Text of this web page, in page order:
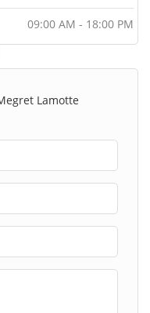
09:00 AM - 18:00 PM
Lamotte